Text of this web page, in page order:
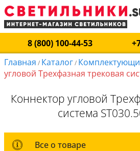
8 (800) 100-44-53
Главная / Каталог/
угловой Трехфазная трековая
Коннектор угловой
система
Все о товаре